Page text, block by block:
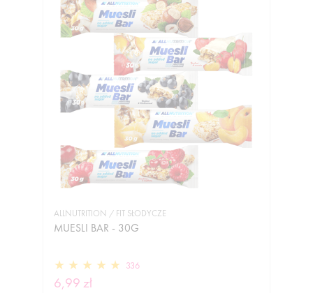
ALLNUTRITION / FIT SŁODYCZE
MUESLI BAR - 30G
336
6,99 zł